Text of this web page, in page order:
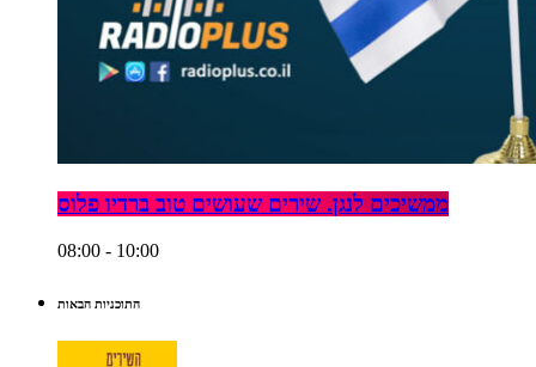
ממשיכים לנגן. שירים שעושים טוב ברדיו פלוס
08:00 - 10:00
התוכניות הבאות